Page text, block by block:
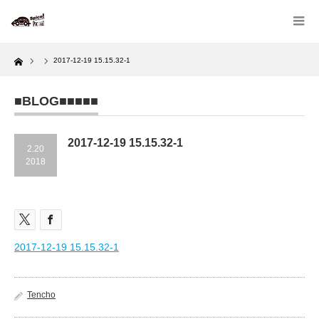
Home 2017-12-19 15.15.32-1
■BLOG■■■■■
2.20
2018
2017-12-19 15.15.32-1
2017-12-19 15.15.32-1
Tencho